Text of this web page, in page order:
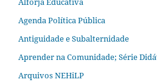
Agenda Política Pública
Antiguidade e Subalternidade
Aprender na Comunidade; Série
Arquivos NEHiLP